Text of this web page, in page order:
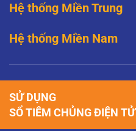
Hệ thống Miền Trung
Hệ thống Miền Nam
SỬ DỤNG
SỔ TIÊM CHỦNG ĐIỆN TỬ